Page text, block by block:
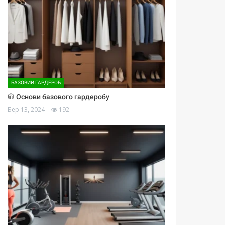
БАЗОВИЙ ГАРДЕРОБ
🧥 Основи базового гардеробу
Бер 13, 2024 192